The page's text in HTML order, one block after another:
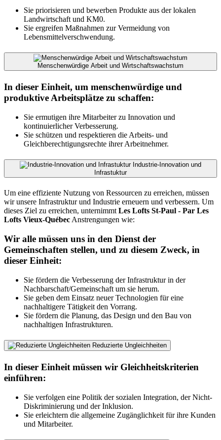
Sie priorisieren und bewerben Produkte aus der lokalen
Landwirtschaft und KM0.
Sie ergreifen Maßnahmen zur Vermeidung von
Lebensmittelverschwendung.
Menschenwürdige Arbeit und Wirtschaftswachstum
In dieser Einheit, um menschenwürdige und
produktive Arbeitsplätze zu schaffen:
Sie ermutigen ihre Mitarbeiter zu Innovation und
kontinuierlicher Verbesserung.
Sie schützen und respektieren die Arbeits- und
Gleichberechtigungsrechte ihrer Arbeitnehmer.
Industrie-Innovation und
Infrastuktur
Um eine effiziente Nutzung von Ressourcen zu erreichen, müssen
wir unsere Infrastruktur und Industrie erneuern und verbessern. Um
dieses Ziel zu erreichen, unternimmt Les Lofts St-Paul - Par Les
Lofts Vieux-Québec Anstrengungen wie:
Wir alle müssen uns in den Dienst der
Gemeinschaften stellen, und zu diesem Zweck, in
dieser Einheit:
Sie fördern die Verbesserung der Infrastruktur in der
Nachbarschaft/Gemeinschaft um sie herum.
Sie geben dem Einsatz neuer Technologien für eine
nachhaltigere Tätigkeit den Vorrang.
Sie fördern die Planung, das Design und den Bau von
nachhaltigen Infrastrukturen.
Reduzierte Ungleichheiten
In dieser Einheit müssen wir Gleichheitskriterien
einführen:
Sie verfolgen eine Politik der sozialen Integration, der Nicht-
Diskriminierung und der Inklusion.
Sie erleichtern die allgemeine Zugänglichkeit für ihre Kunden
und Mitarbeiter.